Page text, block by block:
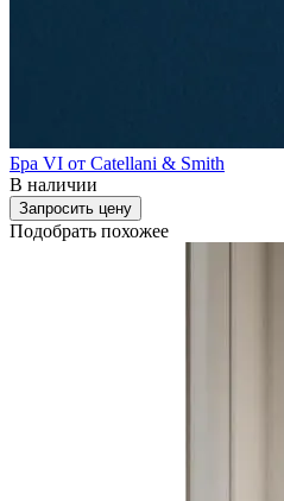
Бра VI от Catellani & Smith
В наличии
Запросить цену
Подобрать похожее